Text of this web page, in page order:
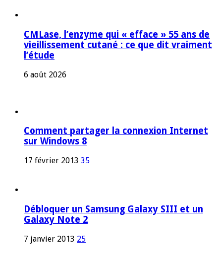
CMLase, l’enzyme qui « efface » 55 ans de
vieillissement cutané : ce que dit vraiment
l’étude
6 août 2026
Comment partager la connexion Internet
sur Windows 8
17 février 2013 35
Débloquer un Samsung Galaxy SIII et un
Galaxy Note 2
7 janvier 2013 25